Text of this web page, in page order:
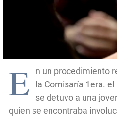
E
n un procedimiento
la Comisaría 1era.
se detuvo a una
quien se encontraba